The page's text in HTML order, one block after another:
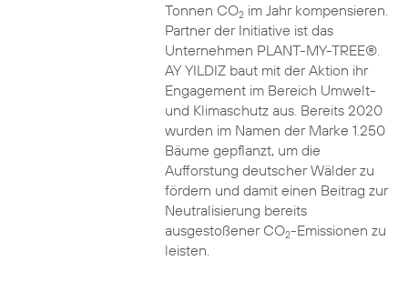
Tonnen CO2im Jahr kompensieren.
Partner der Initiative ist das
Unternehmen PLANT-MY-TREE®.
AY YILDIZ baut mit der Aktion ihr
Engagement im Bereich Umwelt-
und Klimaschutz aus. Bereits 2020
wurden im Namen der Marke 1.250
Bäume gepflanzt, um die
Aufforstung deutscher Wälder zu
fördern und damit einen Beitrag zur
Neutralisierung bereits
ausgestoßener CO2-Emissionen zu
leisten.